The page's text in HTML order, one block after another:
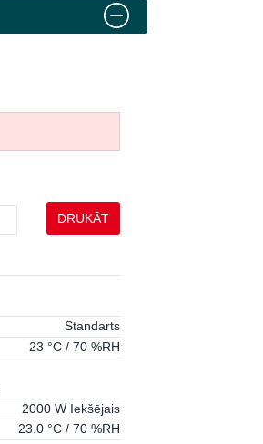
DRUKĀT
Standarts
23 °C / 70 %RH
2000 W Iekšējais
23.0 °C / 70 %RH